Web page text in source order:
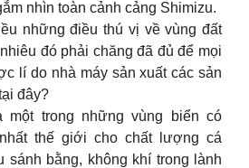
nhìn toàn cảnh cảng Shimizu.
những điều thú vị về vùng đất
đó phải chăng đã đủ để mọi
lí do nhà máy sản xuất các sản
đây?
một trong những vùng biển có
thế giới cho chất lượng cá
sánh bằng, không khí trong lành